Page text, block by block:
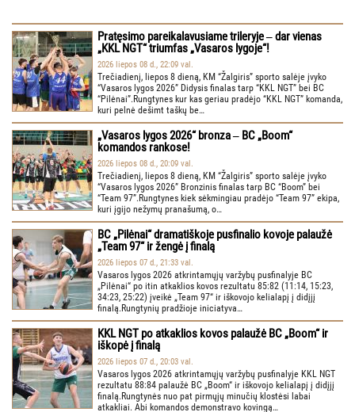
Pratęsimo pareikalavusiame trileryje ‒ dar vienas
„KKL NGT“ triumfas „Vasaros lygoje“!
2026 liepos 08 d., 22:09 val.
Trečiadienį, liepos 8 dieną, KM “Žalgiris” sporto salėje įvyko
“Vasaros lygos 2026” Didysis finalas tarp “KKL NGT” bei BC
“Pilėnai”.Rungtynes kur kas geriau pradėjo “KKL NGT” komanda,
kuri pelnė dešimt taškų be…
„Vasaros lygos 2026“ bronza ‒ BC „Boom“
komandos rankose!
2026 liepos 08 d., 20:09 val.
Trečiadienį, liepos 8 dieną, KM “Žalgiris” sporto salėje įvyko
“Vasaros lygos 2026” Bronzinis finalas tarp BC “Boom” bei
“Team 97”.Rungtynes kiek sėkmingiau pradėjo “Team 97” ekipa,
kuri įgijo nežymų pranašumą, o…
BC „Pilėnai“ dramatiškoje pusfinalio kovoje palaužė
„Team 97“ ir žengė į finalą
2026 liepos 07 d., 21:33 val.
Vasaros lygos 2026 atkrintamųjų varžybų pusfinalyje BC
„Pilėnai“ po itin atkaklios kovos rezultatu 85:82 (11:14, 15:23,
34:23, 25:22) įveikė „Team 97“ ir iškovojo kelialapį į didįjį
finalą.Rungtynių pradžioje iniciatyva…
KKL NGT po atkaklios kovos palaužė BC „Boom“ ir
iškopė į finalą
2026 liepos 07 d., 20:03 val.
Vasaros lygos 2026 atkrintamųjų varžybų pusfinalyje KKL NGT
rezultatu 88:84 palaužė BC „Boom“ ir iškovojo kelialapį į didįjį
finalą.Rungtynės nuo pat pirmųjų minučių klostėsi labai
atkakliai. Abi komandos demonstravo kovingą…